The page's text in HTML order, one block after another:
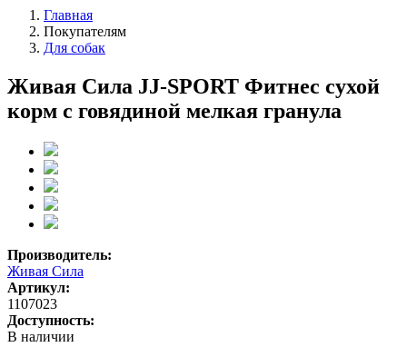
Главная
Покупателям
Для собак
Живая Сила JJ-SPORT Фитнес сухой
корм с говядиной мелкая гранула
Производитель:
Живая Сила
Артикул:
1107023
Доступность:
В наличии